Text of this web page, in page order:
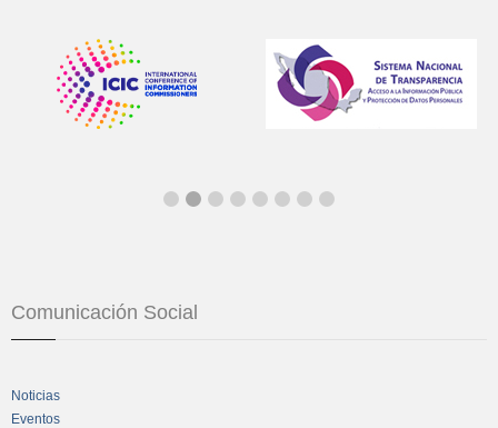
Comunicación Social
Noticias
Eventos